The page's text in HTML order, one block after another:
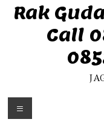
Rak
Call
Menu